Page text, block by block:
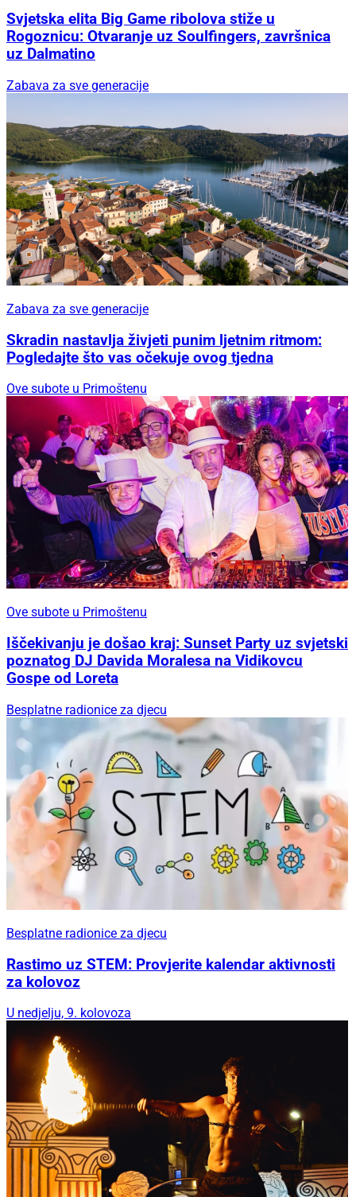
Svjetska elita Big Game ribolova stiže u
Rogoznicu: Otvaranje uz Soulfingers, završnica
uz Dalmatino
Zabava za sve generacije
Zabava za sve generacije
Skradin nastavlja živjeti punim ljetnim ritmom:
Pogledajte što vas očekuje ovog tjedna
Ove subote u Primoštenu
Ove subote u Primoštenu
Iščekivanju je došao kraj: Sunset Party uz svjetski
poznatog DJ Davida Moralesa na Vidikovcu
Gospe od Loreta
Besplatne radionice za djecu
Besplatne radionice za djecu
Rastimo uz STEM: Provjerite kalendar aktivnosti
za kolovoz
U nedjelju, 9. kolovoza